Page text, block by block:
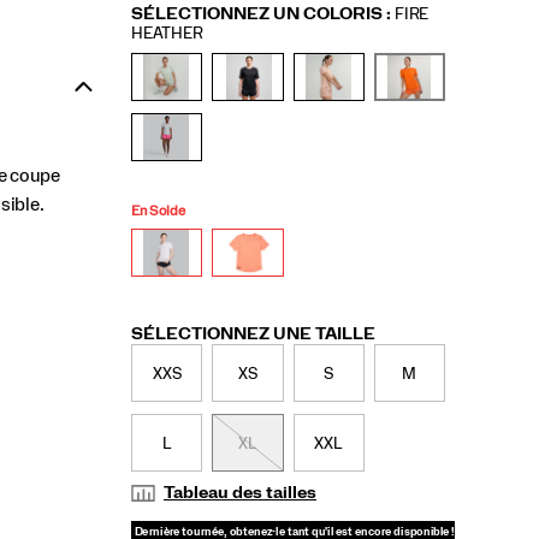
Variations
SÉLECTIONNEZ UN COLORIS : FIRE
HEATHER
En Solde
Variations
SÉLECTIONNEZ UNE TAILLE
XXS XS S M
L XL XXL
Tableau des tailles
coupe